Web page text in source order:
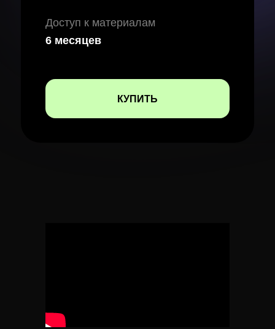
6 месяцев
Доступ к материалам
КУПИТЬ